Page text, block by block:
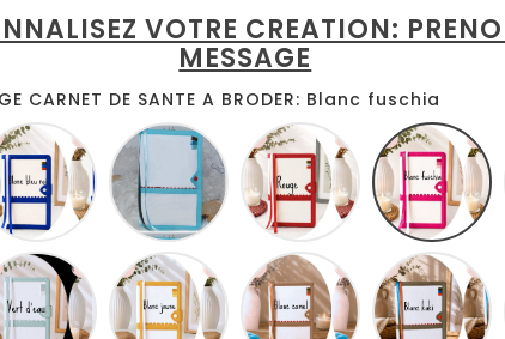
VOTRE CREATION:
MESSAGE
CARNET DE SANTE A BRODER: Blanc fuschia
Blanc
bleu
roi
Blanc
turquoise
Blanc
rouge
Blanc
anis
Blanc
jaune
Blanc
camel